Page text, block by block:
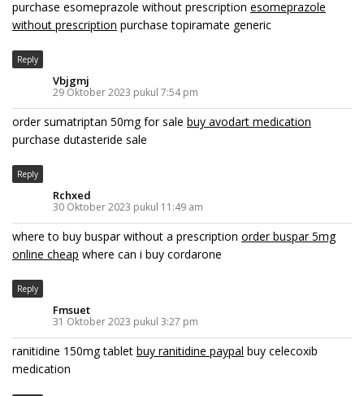
purchase esomeprazole without prescription esomeprazole
without prescription purchase topiramate generic
Reply
Vbjgmj
29 Oktober 2023 pukul 7:54 pm
order sumatriptan 50mg for sale buy avodart medication
purchase dutasteride sale
Reply
Rchxed
30 Oktober 2023 pukul 11:49 am
where to buy buspar without a prescription order buspar 5mg
online cheap where can i buy cordarone
Reply
Fmsuet
31 Oktober 2023 pukul 3:27 pm
ranitidine 150mg tablet buy ranitidine paypal buy celecoxib
medication